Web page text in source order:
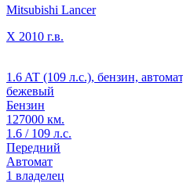
Mitsubishi Lancer
X 2010 г.в.
1.6 AT (109 л.с.), бензин,
бежевый
Бензин
127000 км.
1.6 / 109 л.с.
Передний
Автомат
1 владелец